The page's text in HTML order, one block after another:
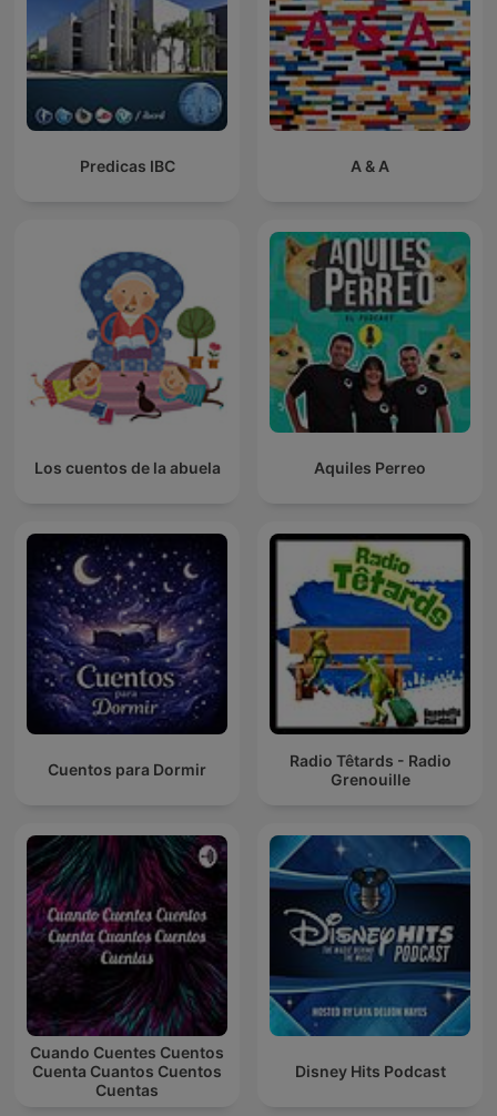
Predicas IBC A & A
Los cuentos de la abuela Aquiles Perreo
Cuentos para Dormir
Radio Têtards - Radio
Grenouille
Cuando Cuentes Cuentos
Cuenta Cuantos Cuentos
Cuentas
Disney Hits Podcast